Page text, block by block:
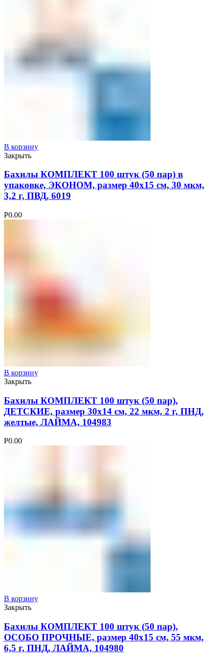
В корзину
Закрыть
Бахилы КОМПЛЕКТ 100 штук (50 пар) в
упаковке, ЭКОНОМ, размер 40х15 см, 30 мкм,
3,2 г, ПВД, 6019
Р0.00
В корзину
Закрыть
Бахилы КОМПЛЕКТ 100 штук (50 пар),
ДЕТСКИЕ, размер 30х14 см, 22 мкм, 2 г, ПНД,
желтые, ЛАЙМА, 104983
Р0.00
В корзину
Закрыть
Бахилы КОМПЛЕКТ 100 штук (50 пар),
ОСОБО ПРОЧНЫЕ, размер 40х15 см, 55 мкм,
6,5 г, ПНД, ЛАЙМА, 104980